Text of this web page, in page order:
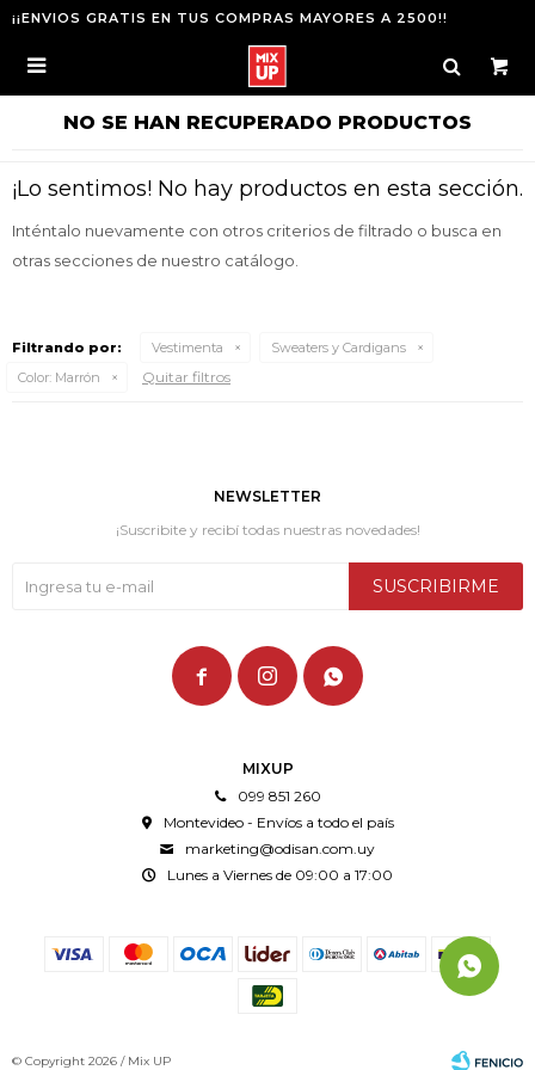
¡¡ENVIOS GRATIS EN TUS COMPRAS MAYORES A 2500!!

NO SE HAN RECUPERADO PRODUCTOS
¡Lo sentimos! No hay productos en esta sección.
Inténtalo nuevamente con otros criterios de filtrado o busca en
otras secciones de nuestro catálogo.
Filtrando por: Vestimenta
Sweaters y Cardigans
Color: Marrón Quitar filtros
MIXUP
099 851 260
Montevideo - Envíos a todo el país
marketing@odisan.com.uy
Lunes a Viernes de 09:00 a 17:00
NEWSLETTER
¡Suscribite y recibí todas nuestras novedades!
SUSCRIBIRME
  
© Copyright 2026 / Mix UP